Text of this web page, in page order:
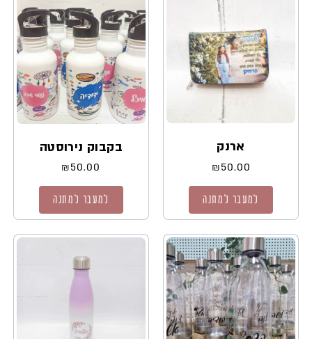
ארנק
₪50.00
למעבר למתנה
בקבוק נירוסטה
₪50.00
למעבר למתנה